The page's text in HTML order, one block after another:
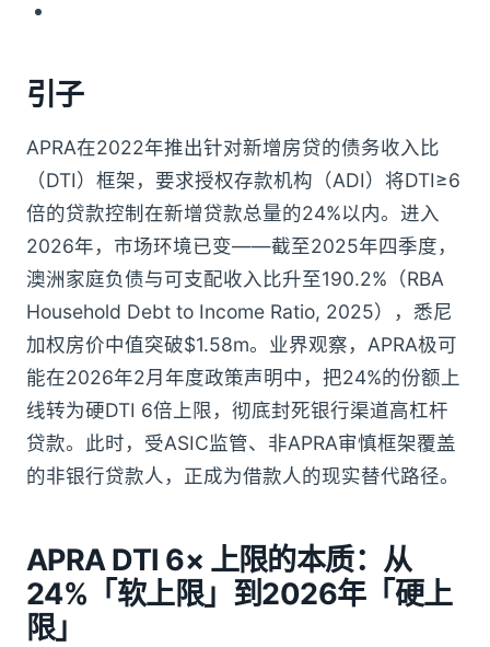
引子
APRA在2022年推出针对新增房贷的债务收入比
（DTI）框架，要求授权存款机构（ADI）将DTI≥6
倍的贷款控制在新增贷款总量的24%以内。进入
2026年，市场环境已变——截至2025年四季度，
澳洲家庭负债与可支配收入比升至190.2%（RBA
Household Debt to Income Ratio, 2025），悉尼
加权房价中值突破$1.58m。业界观察，APRA极可
能在2026年2月年度政策声明中，把24%的份额上
线转为硬DTI 6倍上限，彻底封死银行渠道高杠杆
贷款。此时，受ASIC监管、非APRA审慎框架覆盖
的非银行贷款人，正成为借款人的现实替代路径。
APRA DTI 6× 上限的本质：从
24%「软上限」到2026年「硬上
限」